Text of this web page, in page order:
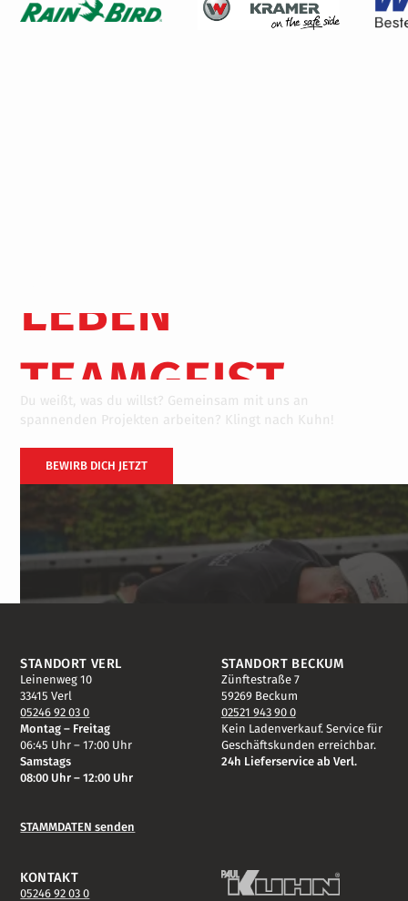
HALTEN
LEBEN
TEAMGEIST
LIEFERN
QUALITÄT
SCHÄTZEN
VIELFALT
PACKEN AN
HALTEN
ZUSAMMEN
Du weißt, was du willst? Gemeinsam mit uns an
spannenden Projekten arbeiten? Klingt nach Kuhn!
BEWIRB DICH JETZT
STANDORT VERL
Leinenweg 10
33415 Verl
05246 92 03 0
Montag – Freitag
06:45 Uhr – 17:00 Uhr
Samstags
08:00 Uhr – 12:00 Uhr
STAMMDATEN senden
STANDORT BECKUM
Zünftestraße 7
59269 Beckum
02521 943 90 0
Kein Ladenverkauf. Service für
Geschäftskunden erreichbar.
24h Lieferservice ab Verl.
KONTAKT
05246 92 03 0